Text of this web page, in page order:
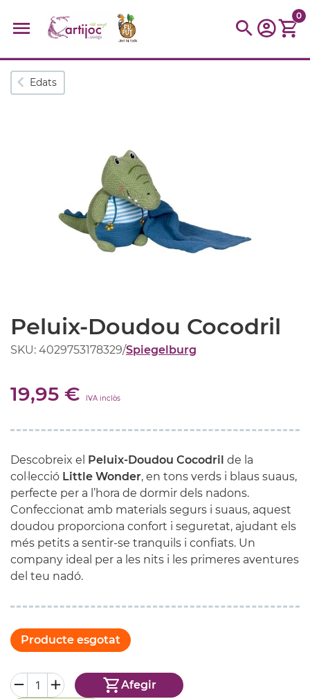
Cerques populars
0
Edats
Peluix-Doudou Cocodril
SKU: 4029753178329/Spiegelburg
19,95 € IVA inclòs
Descobreix el Peluix-Doudou Cocodril de la
col·lecció Little Wonder, en tons verds i blaus suaus,
perfecte per a l’hora de dormir dels nadons.
Confeccionat amb materials segurs i suaus, aquest
doudou proporciona confort i seguretat, ajudant els
més petits a sentir-se tranquils i confiats. Un
company ideal per a les nits i les primeres aventures
del teu nadó.
Producte esgotat
Afegir